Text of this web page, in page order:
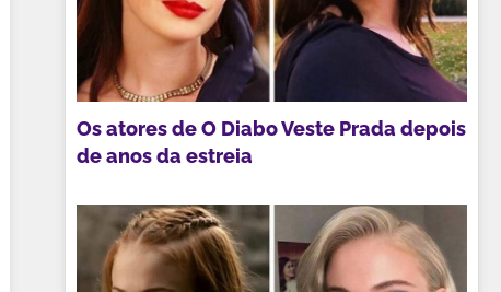
Os atores de O Diabo Veste Prada depois
de anos da estreia